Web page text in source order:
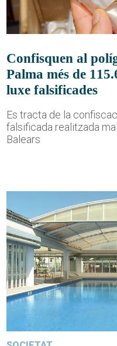
Confisquen al
Palma més de
luxe falsificades
Es tracta de la
falsificada realitzada
Balears